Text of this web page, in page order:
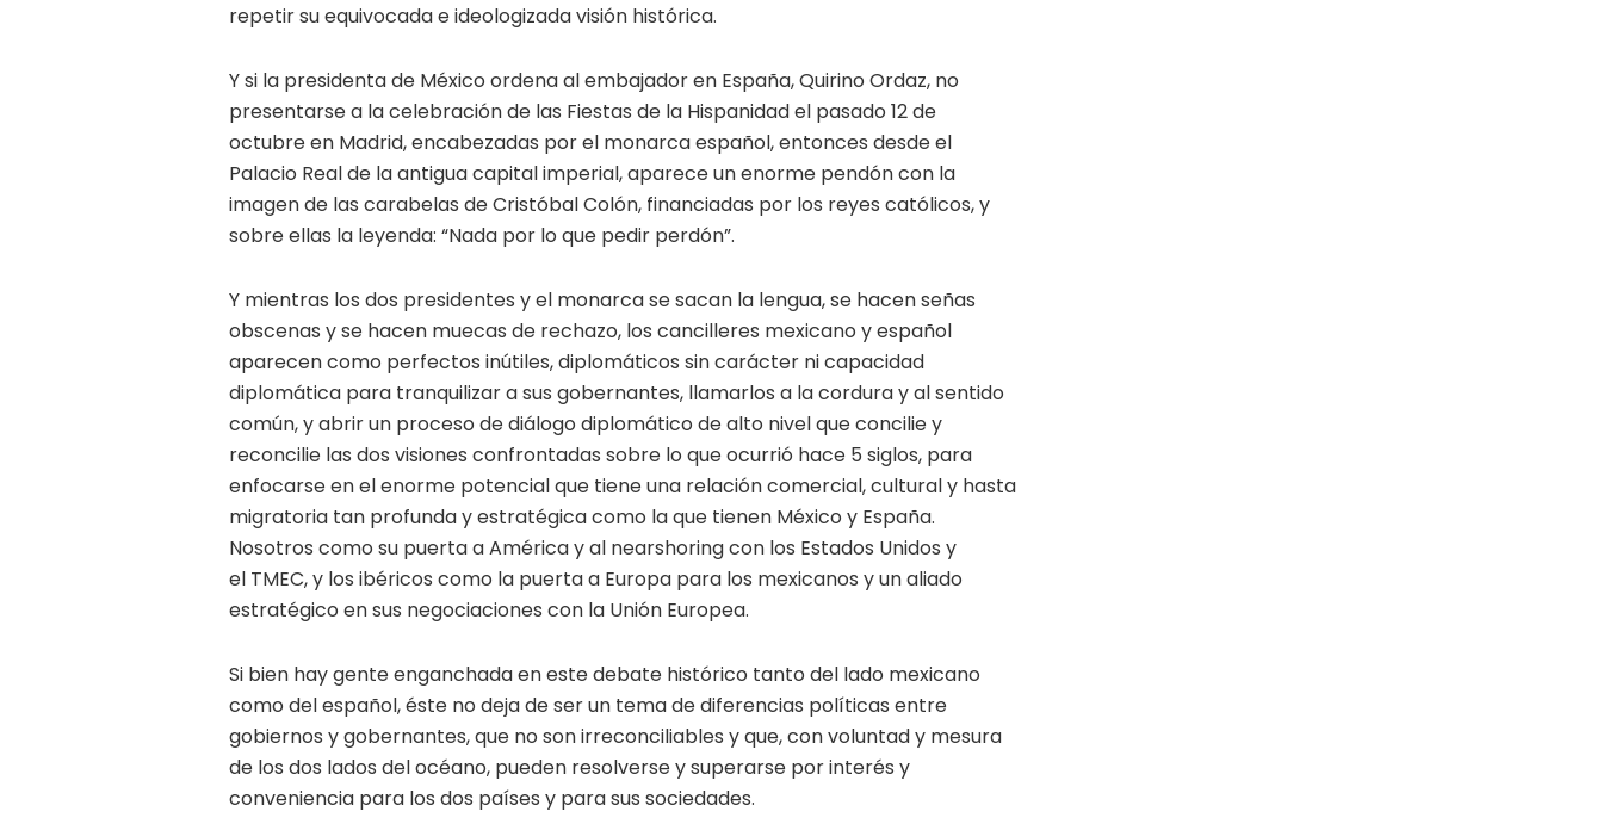
repetir su equivocada e ideologizada visión histórica.
Y si la presidenta de México ordena al embajador en España, Quirino Ordaz, no
presentarse a la celebración de las Fiestas de la Hispanidad el pasado 12 de
octubre en Madrid, encabezadas por el monarca español, entonces desde el
Palacio Real de la antigua capital imperial, aparece un enorme pendón con la
imagen de las carabelas de Cristóbal Colón, financiadas por los reyes católicos, y
sobre ellas la leyenda: “Nada por lo que pedir perdón”.
Y mientras los dos presidentes y el monarca se sacan la lengua, se hacen señas
obscenas y se hacen muecas de rechazo, los cancilleres mexicano y español
aparecen como perfectos inútiles, diplomáticos sin carácter ni capacidad
diplomática para tranquilizar a sus gobernantes, llamarlos a la cordura y al sentido
común, y abrir un proceso de diálogo diplomático de alto nivel que concilie y
reconcilie las dos visiones confrontadas sobre lo que ocurrió hace 5 siglos, para
enfocarse en el enorme potencial que tiene una relación comercial, cultural y hasta
migratoria tan profunda y estratégica como la que tienen México y España.
Nosotros como su puerta a América y al nearshoring con los Estados Unidos y
el TMEC, y los ibéricos como la puerta a Europa para los mexicanos y un aliado
estratégico en sus negociaciones con la Unión Europea.
Si bien hay gente enganchada en este debate histórico tanto del lado mexicano
como del español, éste no deja de ser un tema de diferencias políticas entre
gobiernos y gobernantes, que no son irreconciliables y que, con voluntad y mesura
de los dos lados del océano, pueden resolverse y superarse por interés y
conveniencia para los dos países y para sus sociedades.